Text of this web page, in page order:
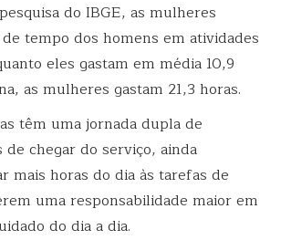
do IBGE, as mulheres
tempo dos homens em atividades
eles gastam em média 10,9
as mulheres gastam 21,3 horas.
têm uma jornada dupla de
de chegar do serviço, ainda
mais horas do dia às tarefas de
uma responsabilidade maior em
do dia a dia.